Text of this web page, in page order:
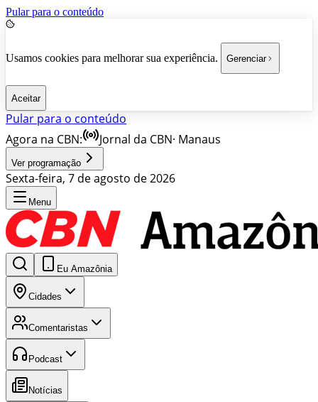
Pular para o conteúdo
Usamos cookies para melhorar sua experiência. Gerenciar
Aceitar
Pular para o conteúdo
Agora na CBN:
Jornal da CBN· Manaus
Ver programação
Sexta-feira, 7 de agosto de 2026
Menu
Eu Amazônia
Cidades
Comentaristas
Podcast
Notícias